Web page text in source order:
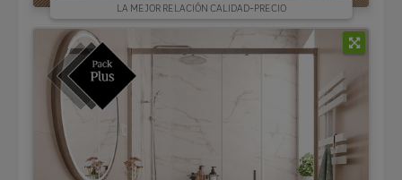
LA MEJOR RELACIÓN CALIDAD-PRECIO